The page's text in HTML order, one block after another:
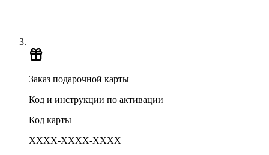
Заказ подарочной карты
Код и инструкции по активации
Код карты
XXXX-XXXX-XXXX